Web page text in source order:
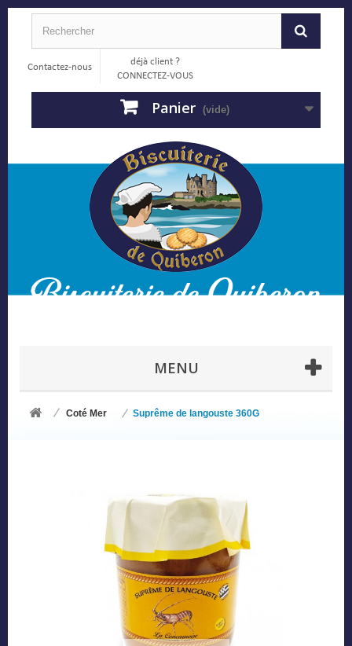
Contactez-nous
déjà client ?
CONNECTEZ-VOUS
Panier (vide)
MENU
Coté Mer Suprême de langouste 360G